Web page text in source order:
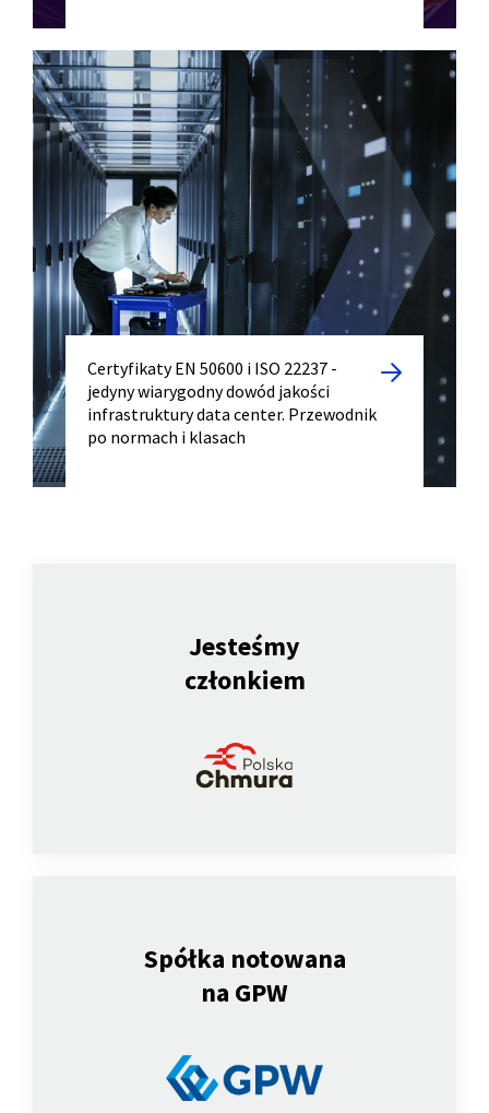
Certyfikaty EN 50600 i ISO 22237 -
jedyny wiarygodny dowód jakości
infrastruktury data center. Przewodnik
po normach i klasach
Jesteśmy
członkiem
Spółka notowana
na GPW